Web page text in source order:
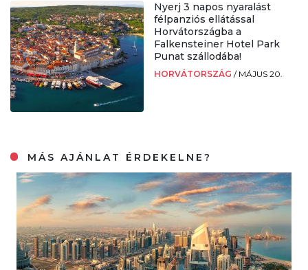
Nyerj 3 napos nyaralást
félpanziós ellátással
Horvátországba a
Falkensteiner Hotel Park
Punat szállodába!
HORVÁTORSZÁG / MÁJUS 20.
MÁS AJÁNLAT ÉRDEKELNE?